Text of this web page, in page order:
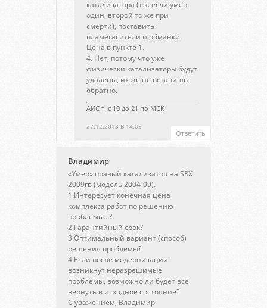
27.12.2013 В 14:05
катализатора (т.к. если умер
один, второй то же при
смерти), поставить
пламегасители и обманки.
Цена в пункте 1.
4. Нет, потому что уже
физически катализаторы будут
удалены, их же не вставишь
обратно.
АИС т. с 10 до 21 по МСК
Ответить
Владимир
«Умер» правый катализатор на SRX
2009гв (модель 2004-09).
1.Интересует конечная цена
комплекса работ по решению
проблемы…?
2.Гарантийный срок?
3.Оптимальный вариант (способ)
решения проблемы?
4.Если после модернизации
возникнут неразрешимые
проблемы, возможно ли будет все
вернуть в исходное состояние?
С уважением, Владимир